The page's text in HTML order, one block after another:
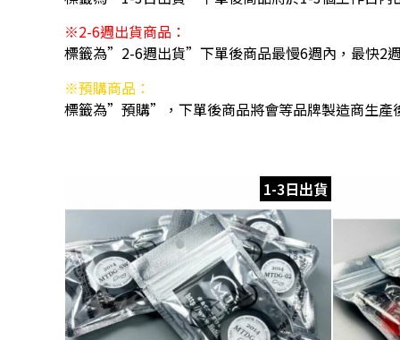
※2-6週出貨商品：
標籤為”2-6週出貨”下單後商品最慢6週內，最快2
※預購商品：
標籤為”預購”，下單後商品將會等品牌製造商生產
1-3日出貨